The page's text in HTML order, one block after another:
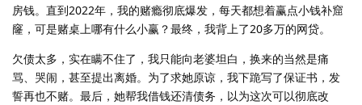
房钱。直到2022年，我的赌瘾彻底爆发，每天都想着赢点小钱补窟
窿，可是赌桌上哪有什么小赢？最终，我背上了20多万的网贷。
欠债太多，实在瞒不住了，我只能向老婆坦白，换来的当然是痛
骂、哭闹，甚至提出离婚。为了求她原谅，我下跪写了保证书，发
誓再也不赌。最后，她帮我借钱还清债务，以为这次可以彻底改